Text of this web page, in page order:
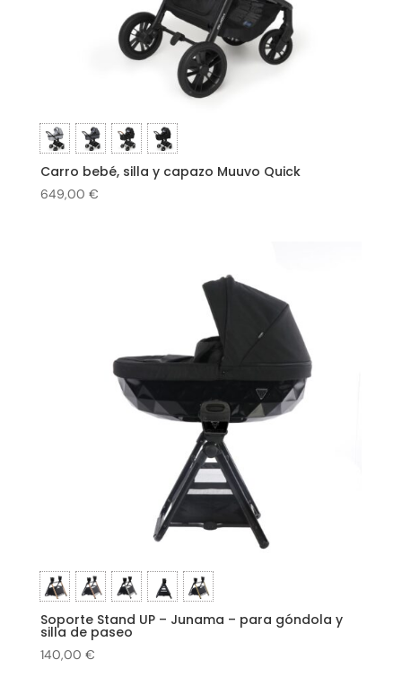
Carro bebé, silla y capazo Muuvo Quick
649,00 €
Soporte Stand UP – Junama – para góndola y
silla de paseo
140,00 €